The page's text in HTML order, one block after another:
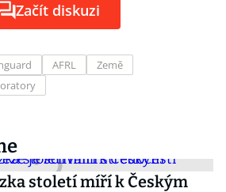
Začít diskuzi
AFRL
Země
století míří k Českým